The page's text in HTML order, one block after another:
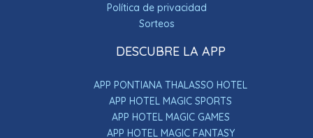
Política de privacidad
Sorteos
DESCUBRE LA APP
APP PONTIANA THALASSO HOTEL
APP HOTEL MAGIC SPORTS
APP HOTEL MAGIC GAMES
APP HOTEL MAGIC FANTASY